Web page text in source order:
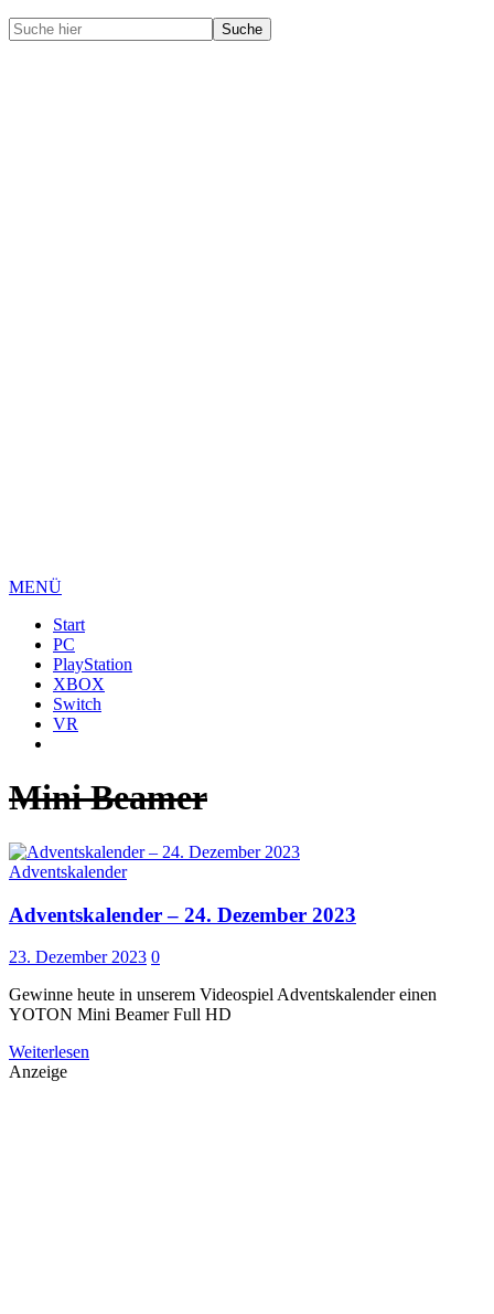
MENÜ
Start
PC
PlayStation
XBOX
Switch
VR
Mini Beamer
Adventskalender
Adventskalender – 24. Dezember 2023
23. Dezember 2023 0
Gewinne heute in unserem Videospiel Adventskalender einen
YOTON Mini Beamer Full HD
Weiterlesen
Anzeige